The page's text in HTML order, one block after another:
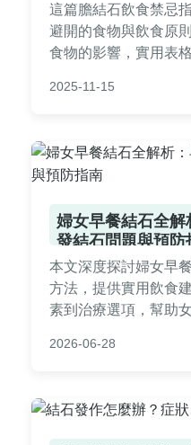
這篇膽結石飲食禁忌
避開的食物與飲食原
食物的影響，實用表
生活習慣，提供全面
2025-11-15
婦女早餐結石全解
發結石問題與預防
本文深度探討婦女早
方法，提供實用飲食
素到治療選項，幫助
者參考。
2026-06-28